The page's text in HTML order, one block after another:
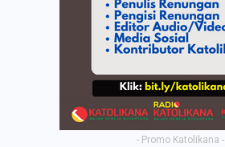
- Promo Katolikana -